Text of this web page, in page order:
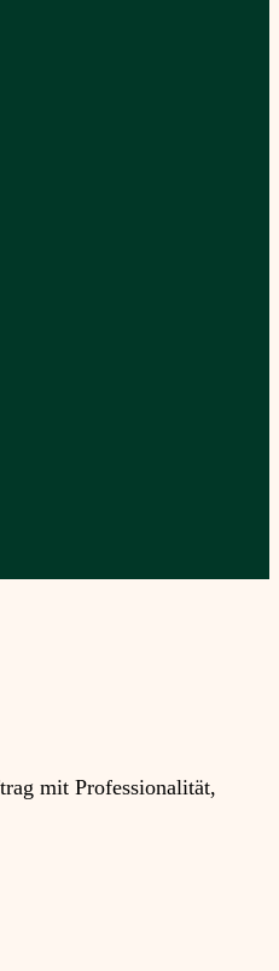
mit Professionalität,